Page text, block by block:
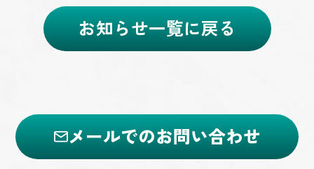
お知らせ一覧に戻る
メールでのお問い合わせ